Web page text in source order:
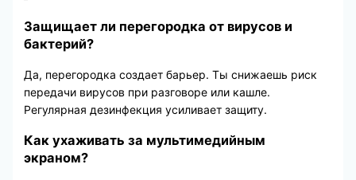
Защищает ли перегородка от вирусов и
бактерий?
Да, перегородка создает барьер. Ты снижаешь риск
передачи вирусов при разговоре или кашле.
Регулярная дезинфекция усиливает защиту.
Как ухаживать за мультимедийным
экраном?